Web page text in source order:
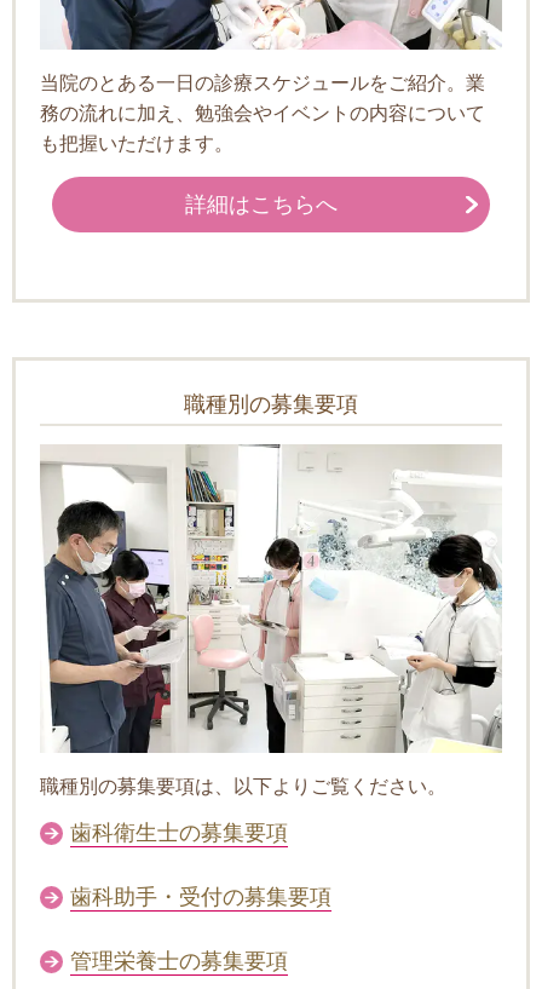
当院のとある一日の診療スケジュールをご紹介。業
務の流れに加え、勉強会やイベントの内容について
も把握いただけます。
詳細はこちらへ
職種別の募集要項
職種別の募集要項は、以下よりご覧ください。
歯科衛生士の募集要項
歯科助手・受付の募集要項
管理栄養士の募集要項